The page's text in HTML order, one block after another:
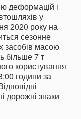
деформацій і
у
2020 року на
сезонне
засобів масою
більше 7 т
користування
години за
дорожні знаки